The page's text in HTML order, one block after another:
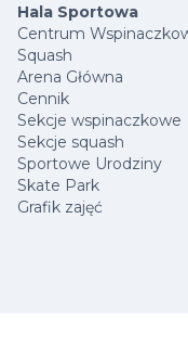
Hala Sportowa
Centrum
Squash
Arena Główna
Cennik
Sekcje wspinaczkowe
Sekcje squash
Sportowe Urodziny
Skate Park
Grafik zajęć